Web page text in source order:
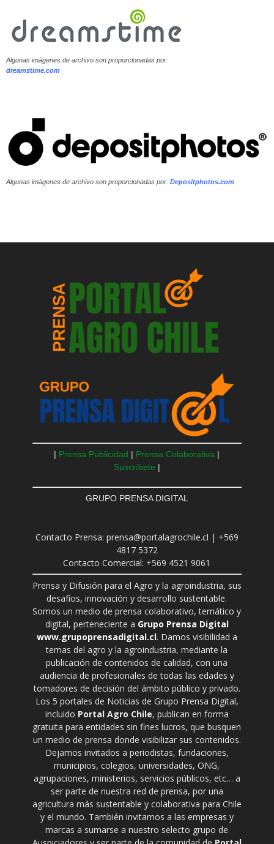
Algunas imágenes de archivo son proporcionadas por:
dreamstime.com
Algunas imágenes de archivo son proporcionadas por: Depositphotos.com
| Prensa Publicidad | Prensa Colaborativa |
Suscríbete |
GRUPO PRENSA DIGITAL
Contacto Prensa: prensa@portalagrochile.cl | +569
4817 5372
Contacto Comercial: +569 4521 9061
Prensa y Difusión para el Agro y la agroindustria, sus
desafíos, innovación y desarrollo sustentable.
Somos un medio de prensa colaborativo, temático y
digital, perteneciente a Grupo Prensa Digital
www.grupoprensadigital.cl. Damos visibilidad a
temas del agro y la agroindustria, mediante la
publicación de contenidos de calidad, con una
audiencia de profesionales de todas las edades y
tomadores de decisión del ámbito público y privado.
Los 5 portales de Noticias de Grupo Prensa Digital,
incluido Portal Agro Chile, publican en forma
gratuita para entidades sin fines lucros, que busquen
un medio de prensa donde visibilizar sus contenidos.
Dejamos invitados a periodistas, fundaciones,
municipios, colegios, universidades, ONG,
agrupaciones, ministerios, servicios públicos, etc… a
ser parte de nuestra red de prensa, por una
agricultura más sustentable y colaborativa para Chile
y el mundo. También invitamos a las empresas y
marcas a sumarse a nuestro selecto grupo de